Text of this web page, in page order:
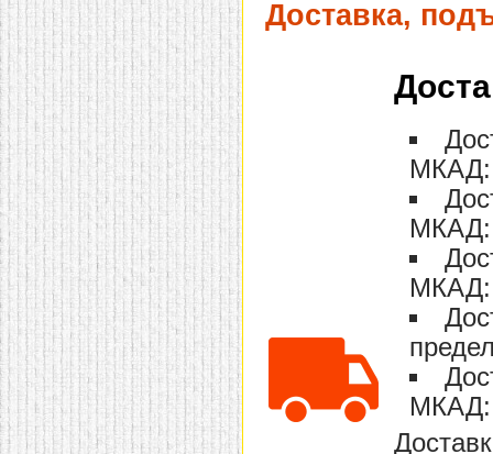
домашнем использовании.
Эта мебель имеет
некоторые преимущества
перед той же стенкой для
гостиной, к примеру,
поскольку она более
легкая и не загромождает
пространство. В спальне
этот предмет можно
поставить у изголовья
кровати, чтобы заполнить
пустующее там
место. Также стеллажи
очень часто используют в
качестве разграничителей
комнаты, например, на
рабочую зону и
пространство для отдыха.
Особенно это актуально
для однокомнатных
квартир.
Доставка,
МКАД:
МКАД:
МКАД:
МКАД: